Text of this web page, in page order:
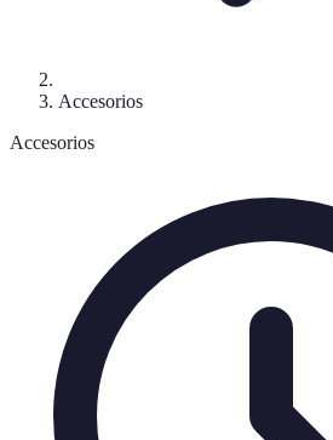
Accesorios
Accesorios